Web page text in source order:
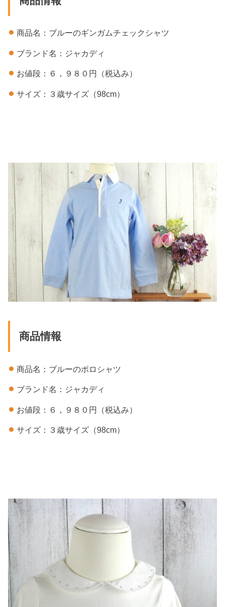
商品名：ブルーのギンガムチェックシャツ
ブランド名：ジャカディ
お値段：６，９８０円（税込み）
サイズ：３歳サイズ（98cm）
商品情報
商品名：ブルーのポロシャツ
ブランド名：ジャカディ
お値段：６，９８０円（税込み）
サイズ：３歳サイズ（98cm）